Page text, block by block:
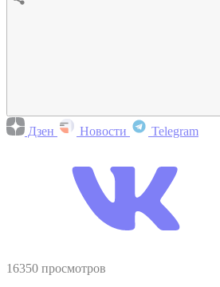
Дзен Новости Telegram
16350 просмотров